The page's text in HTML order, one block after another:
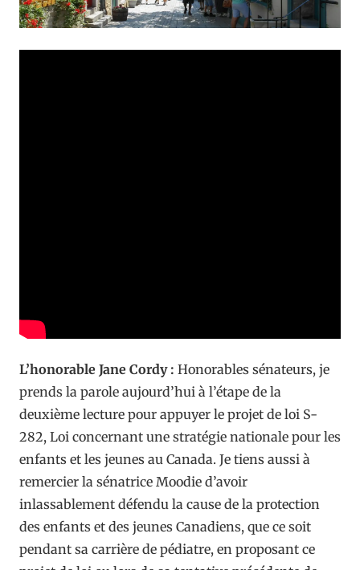
L’honorable Jane Cordy : Honorables sénateurs, je
prends la parole aujourd’hui à l’étape de la
deuxième lecture pour appuyer le projet de loi S-
282, Loi concernant une stratégie nationale pour les
enfants et les jeunes au Canada. Je tiens aussi à
remercier la sénatrice Moodie d’avoir
inlassablement défendu la cause de la protection
des enfants et des jeunes Canadiens, que ce soit
pendant sa carrière de pédiatre, en proposant ce